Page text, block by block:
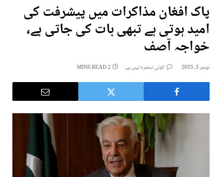
پاک افغان مذاکرات میں پیشرفت کی
امید ہوتی ہے تبھی بات کی جاتی ہے،
خواجہ آصف
نومبر 5, 2025 کوئی تبصرہ نہیں ہے۔ 2 MINS READ